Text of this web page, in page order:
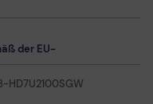
der EU-
HD7U2100SGW